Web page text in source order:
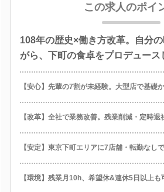
この求人のポイ
108年の歴史×働き方改革。自分
がら、下町の食卓をプロデュース
【安心】先輩の7割が未経験。大型店で基礎
【改革】全社で業務改善。残業削減・定時退
【安定】東京下町エリアに7店舗・転勤なし
【環境】残業月10h、希望休&連休5日以上も